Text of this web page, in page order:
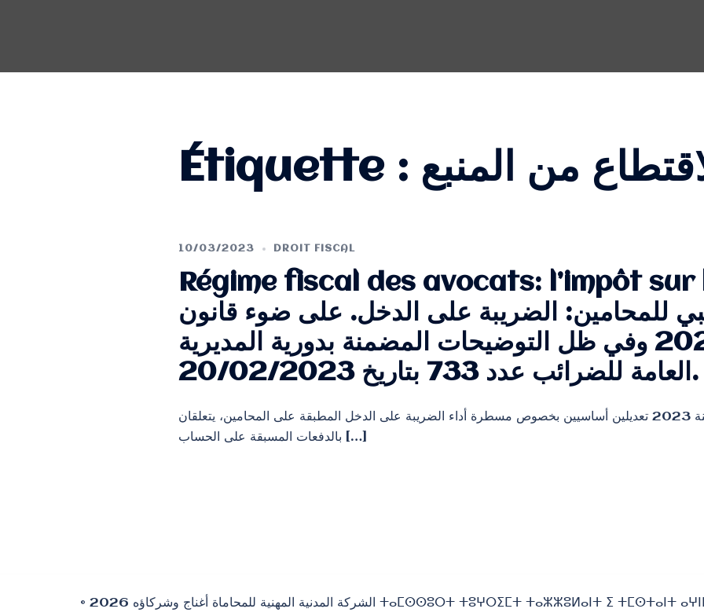
Étiquette : من المنبع
10/03/2023 DROIT FISCAL
Régime fiscal des avocats: l’impôt sur
للمحامين: الضريبة على الدخل. على ضوء قانون
المالية لسنة 2022 وفي ظل التوضيحات المضمنة بدورية المديرية
العامة للضرائب عدد 733 بتاريخ 20/02/2023.
لقد تضمن قانون المالية لسنة 2023 تعديلين أساسيين بخصوص مسطرة أداء الضريبة على الدخل المطبقة على المحامين، يتعلقان
بالدفعات المسبقة على الحساب […]
© 2026 الشركة المدنية المهنية للمحاماة أغناج وشركاؤه ⵜⴰⵎⵙⵙⵓⵔⵜ ⵜⵓⵖⵔⵉⵎⵜ ⵜⴰⵣⵣⵓⵍⴰⵏⵜ ⵉ ⵜⵎⵙⵜⴰⵏⵜ ⴰⵖⵏⵏⴰⵊ ⴷ ⵉⵎⴷⵔⴰⵡⵏ ⵏⵏⵙ Cabinet COSTAS